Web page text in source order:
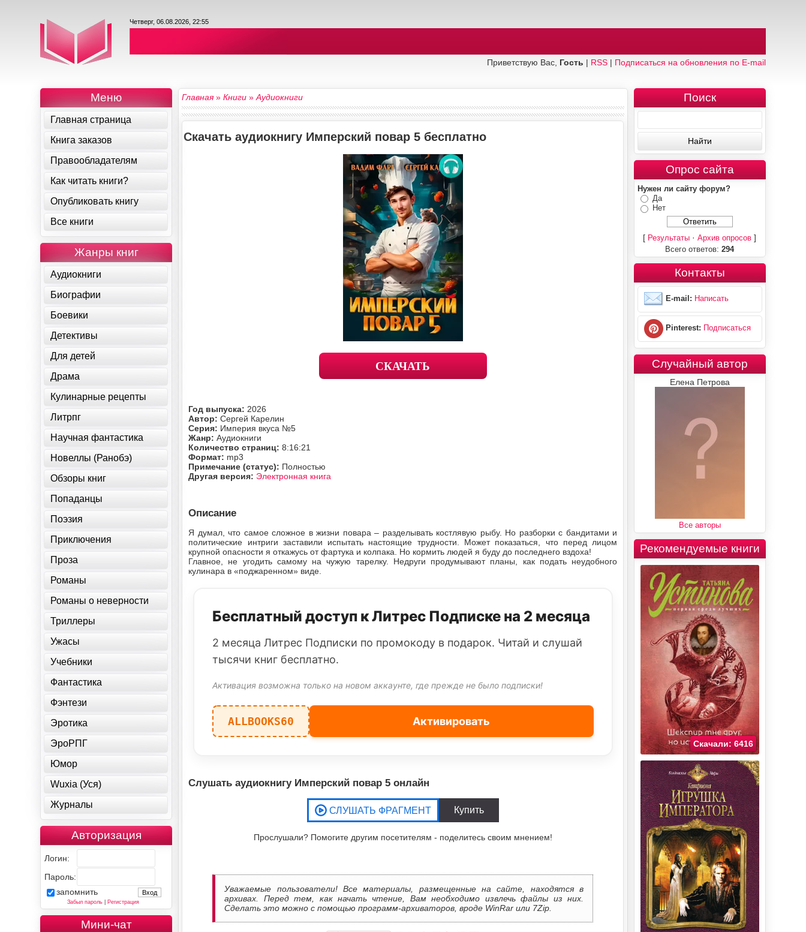
Четверг, 06.08.2026, 22:55
Приветствую Вас, Гость | RSS| Подписаться на обновления по E-mail
Главная»Книги »Аудиокниги
Скачать аудиокнигу Имперский повар 5 бесплатно
СКАЧАТЬ
Год выпуска: 2026
Автор:Сергей Карелин
Серия: Империя вкуса №5
Жанр:Аудиокниги
Количество страниц:8:16:21
Формат: mp3
Примечание (статус): Полностью
Другая версия: Электронная книга
Описание
Я думал, что самое сложное в жизни повара – разделывать костлявую рыбу. Но разборки с бандитами и
политические интриги заставили испытать настоящие трудности. Может показаться, что перед лицом
крупной опасности я откажусь от фартука и колпака. Но кормить людей я буду до последнего вздоха!
Главное, не угодить самому на чужую тарелку. Недруги продумывают планы, как подать неудобного
кулинара в «поджаренном» виде.
Бесплатный доступ к Литрес Подписке на 2 месяца
2 месяца Литрес Подписки по промокоду в подарок. Читай и слушай
тысячи книг бесплатно.
Активация возможна только на новом аккаунте, где прежде не было подписки!
ALLBOOKS60 Активировать
Слушать аудиокнигу Имперский повар 5 онлайн
Прослушали? Помогите другим посетителям - поделитесь своим мнением!
Уважаемые пользователи! Все материалы, размещенные на сайте, находятся в
архивах. Перед тем, как начать чтение, Вам необходимо извлечь файлы из них.
Сделать это можно с помощью программ-архиваторов, вроде WinRar или 7Zip.
Меню
Главная страница
Книга заказов
Правообладателям
Как читать книги?
Опубликовать книгу
Все книги
Жанры книг
Аудиокниги
Биографии
Боевики
Детективы
Для детей
Драма
Кулинарные рецепты
Литрпг
Научная фантастика
Новеллы (Ранобэ)
Обзоры книг
Попаданцы
Поэзия
Приключения
Проза
Романы
Романы о неверности
Триллеры
Ужасы
Учебники
Фантастика
Фэнтези
Эротика
ЭроРПГ
Юмор
Wuxia (Уся)
Журналы
Авторизация
Логин:
Пароль:
запомнить
Забыл пароль| Регистрация
Мини-чат
Поиск
Опрос сайта
Нужен ли сайту форум?
Да
Нет
[ Результаты ·Архив опросов ]
Всего ответов:294
Контакты
E-mail: Написать
Pinterest: Подписаться
Случайный автор
Елена Петрова
Все авторы
Рекомендуемые книги
Скачали: 6416